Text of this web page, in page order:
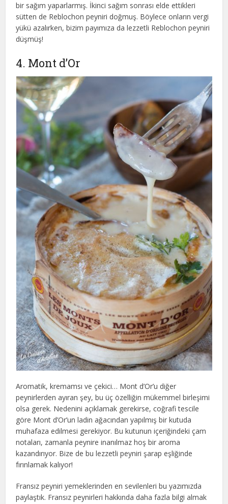
bir sağım yaparlarmış. İkinci sağım sonrası elde ettikleri
sütten de Reblochon peyniri doğmuş. Böylece onların vergi
yükü azalırken, bizim payımıza da lezzetli Reblochon peyniri
düşmüş!
4. Mont d’Or
Aromatik, kremamsı ve çekici… Mont d’Or’u diğer
peynirlerden ayıran şey, bu üç özelliğin mükemmel birleşimi
olsa gerek. Nedenini açıklamak gerekirse, coğrafi tescile
göre Mont d’Or’un ladin ağacından yapılmış bir kutuda
muhafaza edilmesi gerekiyor. Bu kutunun içeriğindeki çam
notaları, zamanla peynire inanılmaz hoş bir aroma
kazandırıyor. Bize de bu lezzetli peyniri şarap eşliğinde
fırınlamak kalıyor!
Fransız peyniri yemeklerinden en sevilenleri bu yazımızda
paylaştık. Fransız peynirleri hakkında daha fazla bilgi almak